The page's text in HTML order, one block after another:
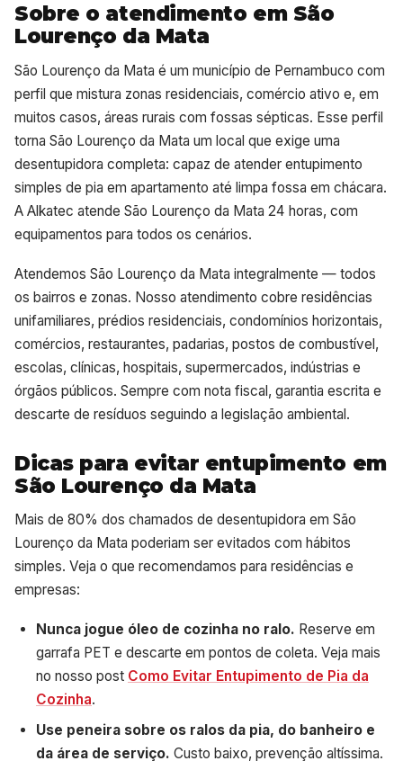
Sobre o atendimento em São
Lourenço da Mata
São Lourenço da Mata é um município de Pernambuco com
perfil que mistura zonas residenciais, comércio ativo e, em
muitos casos, áreas rurais com fossas sépticas. Esse perfil
torna São Lourenço da Mata um local que exige uma
desentupidora completa: capaz de atender entupimento
simples de pia em apartamento até limpa fossa em chácara.
A Alkatec atende São Lourenço da Mata 24 horas, com
equipamentos para todos os cenários.
Atendemos São Lourenço da Mata integralmente — todos
os bairros e zonas. Nosso atendimento cobre residências
unifamiliares, prédios residenciais, condomínios horizontais,
comércios, restaurantes, padarias, postos de combustível,
escolas, clínicas, hospitais, supermercados, indústrias e
órgãos públicos. Sempre com nota fiscal, garantia escrita e
descarte de resíduos seguindo a legislação ambiental.
Dicas para evitar entupimento em
São Lourenço da Mata
Mais de 80% dos chamados de desentupidora em São
Lourenço da Mata poderiam ser evitados com hábitos
simples. Veja o que recomendamos para residências e
empresas:
Nunca jogue óleo de cozinha no ralo. Reserve em
garrafa PET e descarte em pontos de coleta. Veja mais
no nosso post Como Evitar Entupimento de Pia da
Cozinha.
Use peneira sobre os ralos da pia, do banheiro e
da área de serviço. Custo baixo, prevenção altíssima.